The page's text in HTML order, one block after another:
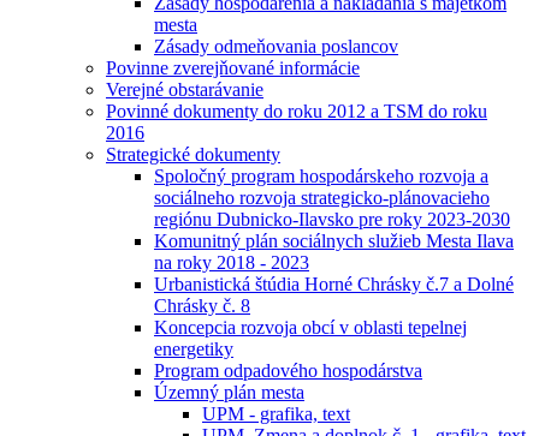
mesta
Zásady odmeňovania poslancov
Povinne zverejňované informácie
Verejné obstarávanie
Povinné dokumenty do roku 2012 a TSM do roku
2016
Strategické dokumenty
Spoločný program hospodárskeho rozvoja a
sociálneho rozvoja strategicko-plánovacieho
regiónu Dubnicko-Ilavsko pre roky 2023-2030
Komunitný plán sociálnych služieb Mesta Ilava
na roky 2018 - 2023
Urbanistická štúdia Horné Chrásky č.7 a Dolné
Chrásky č. 8
Koncepcia rozvoja obcí v oblasti tepelnej
energetiky
Program odpadového hospodárstva
Územný plán mesta
UPM - grafika, text